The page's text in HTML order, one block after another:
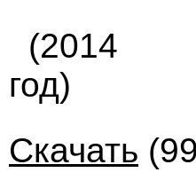
(2014
год)
Скачать